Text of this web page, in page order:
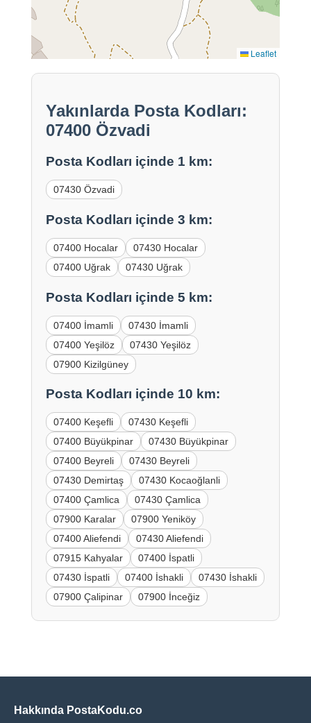
Leaflet
Yakınlarda Posta Kodları:
07400 Özvadi
Posta Kodları içinde 1 km:
07430 Özvadi
Posta Kodları içinde 3 km:
07400 Hocalar
07430 Hocalar
07400 Uğrak
07430 Uğrak
Posta Kodları içinde 5 km:
07400 İmamli
07430 İmamli
07400 Yeşilöz
07430 Yeşilöz
07900 Kizilgüney
Posta Kodları içinde 10 km:
07400 Keşefli
07430 Keşefli
07400 Büyükpinar
07430 Büyükpinar
07400 Beyreli
07430 Beyreli
07430 Demirtaş
07430 Kocaoğlanli
07400 Çamlica
07430 Çamlica
07900 Karalar
07900 Yeniköy
07400 Aliefendi
07430 Aliefendi
07915 Kahyalar
07400 İspatli
07430 İspatli
07400 İshakli
07430 İshakli
07900 Çalipinar
07900 İnceğiz
Hakkında PostaKodu.co